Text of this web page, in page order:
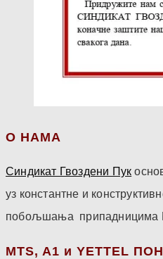
О НАМА
Синдикат Гвоздени Пук
уз константне и
побољшања припадницима
МТS, A1 и YETTEL